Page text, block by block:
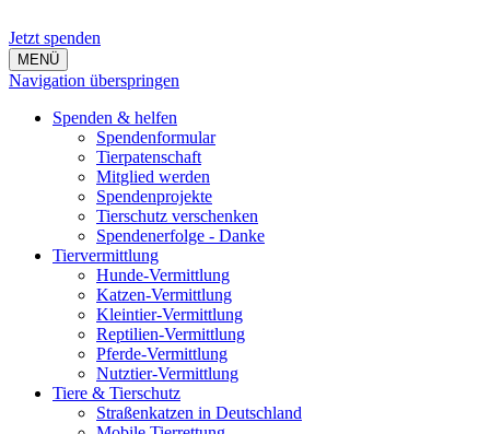
Jetzt spenden
MENÜ
Navigation überspringen
Spenden & helfen
Spendenformular
Tierpatenschaft
Mitglied werden
Spendenprojekte
Tierschutz verschenken
Spendenerfolge - Danke
Tiervermittlung
Hunde-Vermittlung
Katzen-Vermittlung
Kleintier-Vermittlung
Reptilien-Vermittlung
Pferde-Vermittlung
Nutztier-Vermittlung
Tiere & Tierschutz
Straßenkatzen in Deutschland